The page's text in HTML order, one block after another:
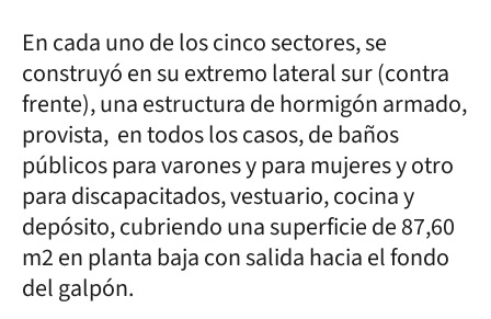
En cada uno de los cinco sectores, se
construyó en su extremo lateral sur (contra
frente), una estructura de hormigón armado,
provista, en todos los casos, de baños
públicos para varones y para mujeres y otro
para discapacitados, vestuario, cocina y
depósito, cubriendo una superficie de 87,60
m2 en planta baja con salida hacia el fondo
del galpón.